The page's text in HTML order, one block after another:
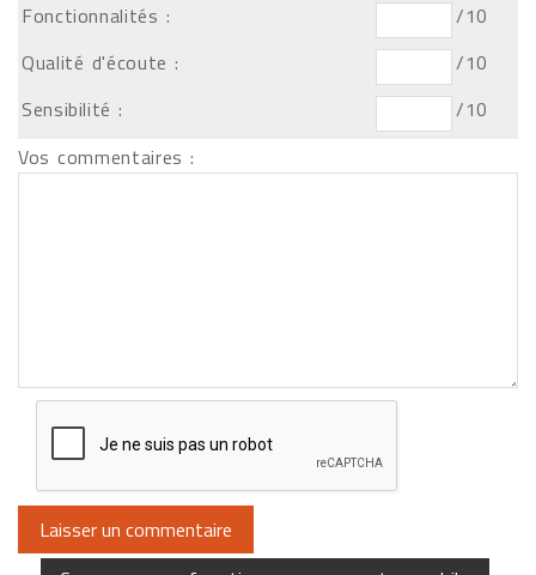
Fonctionnalités :
/10
Qualité d'écoute :
/10
Sensibilité :
/10
Vos commentaires :